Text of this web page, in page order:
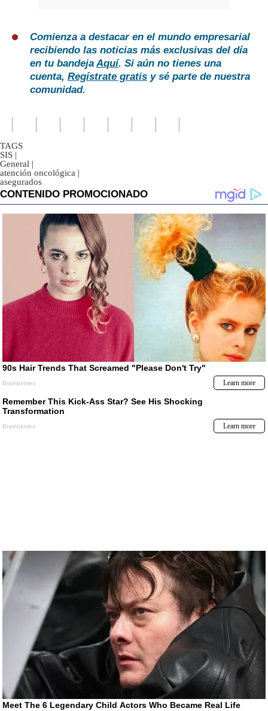
Comienza a destacar en el mundo empresarial
recibiendo las noticias más exclusivas del día
en tu bandejaAquí. Si aún no tienes una
cuenta, Regístrate gratis y sé parte de nuestra
comunidad.
TAGS
SIS |
General |
atención oncológica |
asegurados